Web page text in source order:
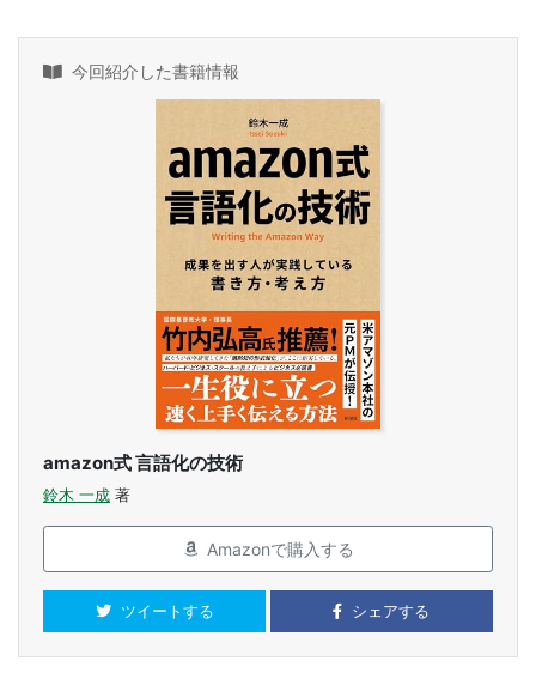
今回紹介した書籍情報
amazon式 言語化の技術
鈴木 一成 著
Amazonで購入する
ツイートする シェアする